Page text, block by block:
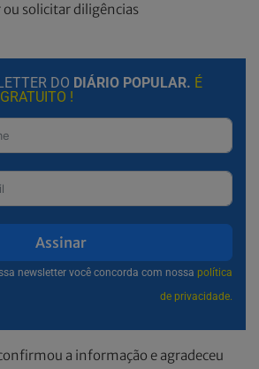
solicitar diligências
DO DIÁRIO POPULAR. É
!
Assinar
newsletter você concorda com nossa política
de privacidade.
a informação e agradeceu